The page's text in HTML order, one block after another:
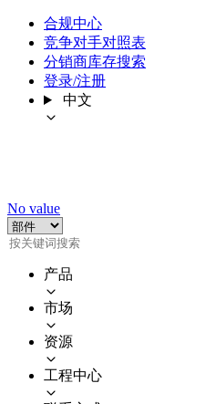
合规中心
竞争对手对照表
分销商库存搜索
登录/注册
中文
No value
产品
市场
资源
工程中心